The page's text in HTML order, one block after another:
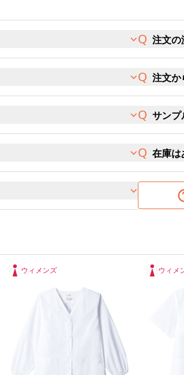
注文の
注文か
サンプ
在庫は
ウィメンズ ウィメ